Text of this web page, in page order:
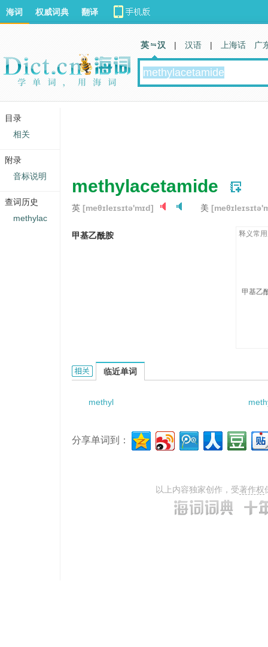
methylacetamide
英 [meθɪleɪsɪtə'mɪd] 美
甲基乙酰胺 释义常
甲基乙
methylacetamide的相关资料：
临近单词
methyl
分享单词到：
以上内容独家创作，受著作权
海词 权威词典 翻译
英 汉 | 汉语 | 上海话 广
目录
相关
附录
音标说明
查词历史
methylac